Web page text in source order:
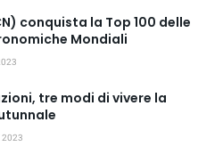
conquista la Top 100 delle
Mondiali
tre modi di vivere la
2023